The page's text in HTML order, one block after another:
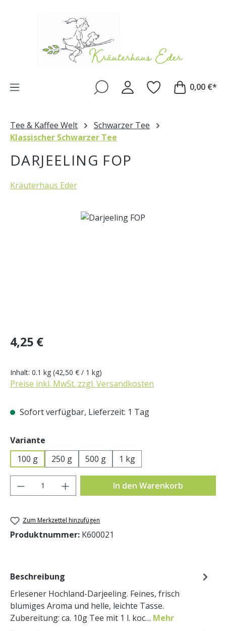
0,00 €*
Tee & Kaffee Welt
Schwarzer Tee
Klassischer Schwarzer Tee
DARJEELING FOP
Kräuterhaus Eder
Bildergalerie überspringen
Regulärer Preis:
4,25 €
Inhalt: 0.1 kg (42,50 € / 1 kg)
Preise inkl. MwSt. zzgl. Versandkosten
Sofort verfügbar, Lieferzeit: 1 Tag
Variante
100 g
250 g 500 g 1 kg
Produkt Anzahl: Gib den gewünschten
In den Warenkorb
Zum Merkzettel hinzufügen
Produktnummer: K600021
Beschreibung
Erlesener Hochland-Darjeeling. Feines, frisch
blumiges Aroma und helle, leichte Tasse.
Zubereitung: ca. 10g Tee mit 1 l. koc… Mehr